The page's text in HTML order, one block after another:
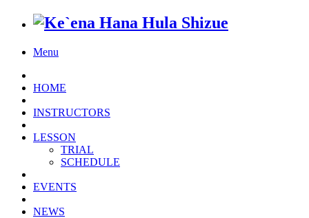
Menu
HOME
INSTRUCTORS
LESSON
TRIAL
SCHEDULE
EVENTS
NEWS